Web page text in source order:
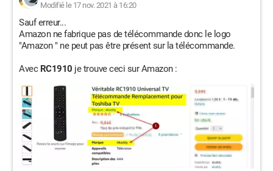
Modifié le 17 nov. 2021 à 16:20
Sauf erreur...
Amazon ne fabrique pas de télécommande donc le logo
"Amazon " ne peut pas être présent sur la télécommande.
Avec RC1910 je trouve ceci sur Amazon :